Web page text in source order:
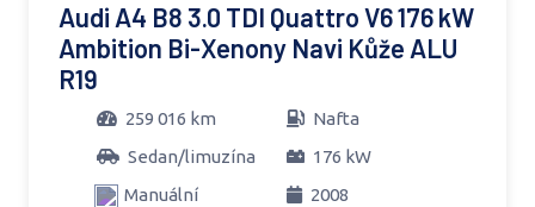
Audi A4 B8 3.0 TDI Quattro V6 176 kW
Ambition Bi-Xenony Navi Kůže ALU
R19
259 016 km
Nafta
Sedan/limuzína
176 kW
Manuální
2008